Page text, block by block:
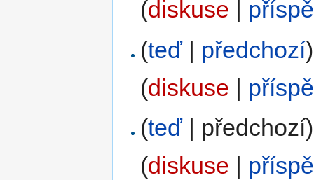
(diskuse |
(teď| předchozí)
(diskuse |
(teď| předchozí)
(diskuse |